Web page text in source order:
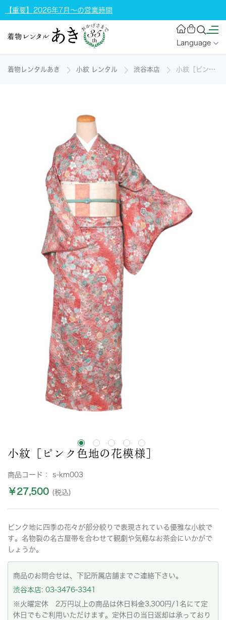
【重要】2026年7月～の営業時間
Language
着物レンタルあき 小紋 レンタル 渋谷本店 小紋［ピンク色地の花模様］の着物レンタル
小紋［ピンク色地の花模様］
商品コード： s-km003
￥27,500 (税込)
ピンク地に四季の花々が部分絞りで表現されている優雅な小紋で
す。名物裂の名古屋帯を合わせて観劇や気軽なお茶会にいかがで
しょうか。
商品のお問合せは、下記所属店舗までご連絡下さい。
渋谷本店: 03-3476-3341
※火曜定休 2万円以上の商品は休日料金3,300円/1名にて定
休日でもご利用いただけます。定休日の当日返却は承っており